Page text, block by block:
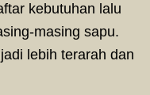
kebutuhan lalu
masing sapu.
lebih terarah dan